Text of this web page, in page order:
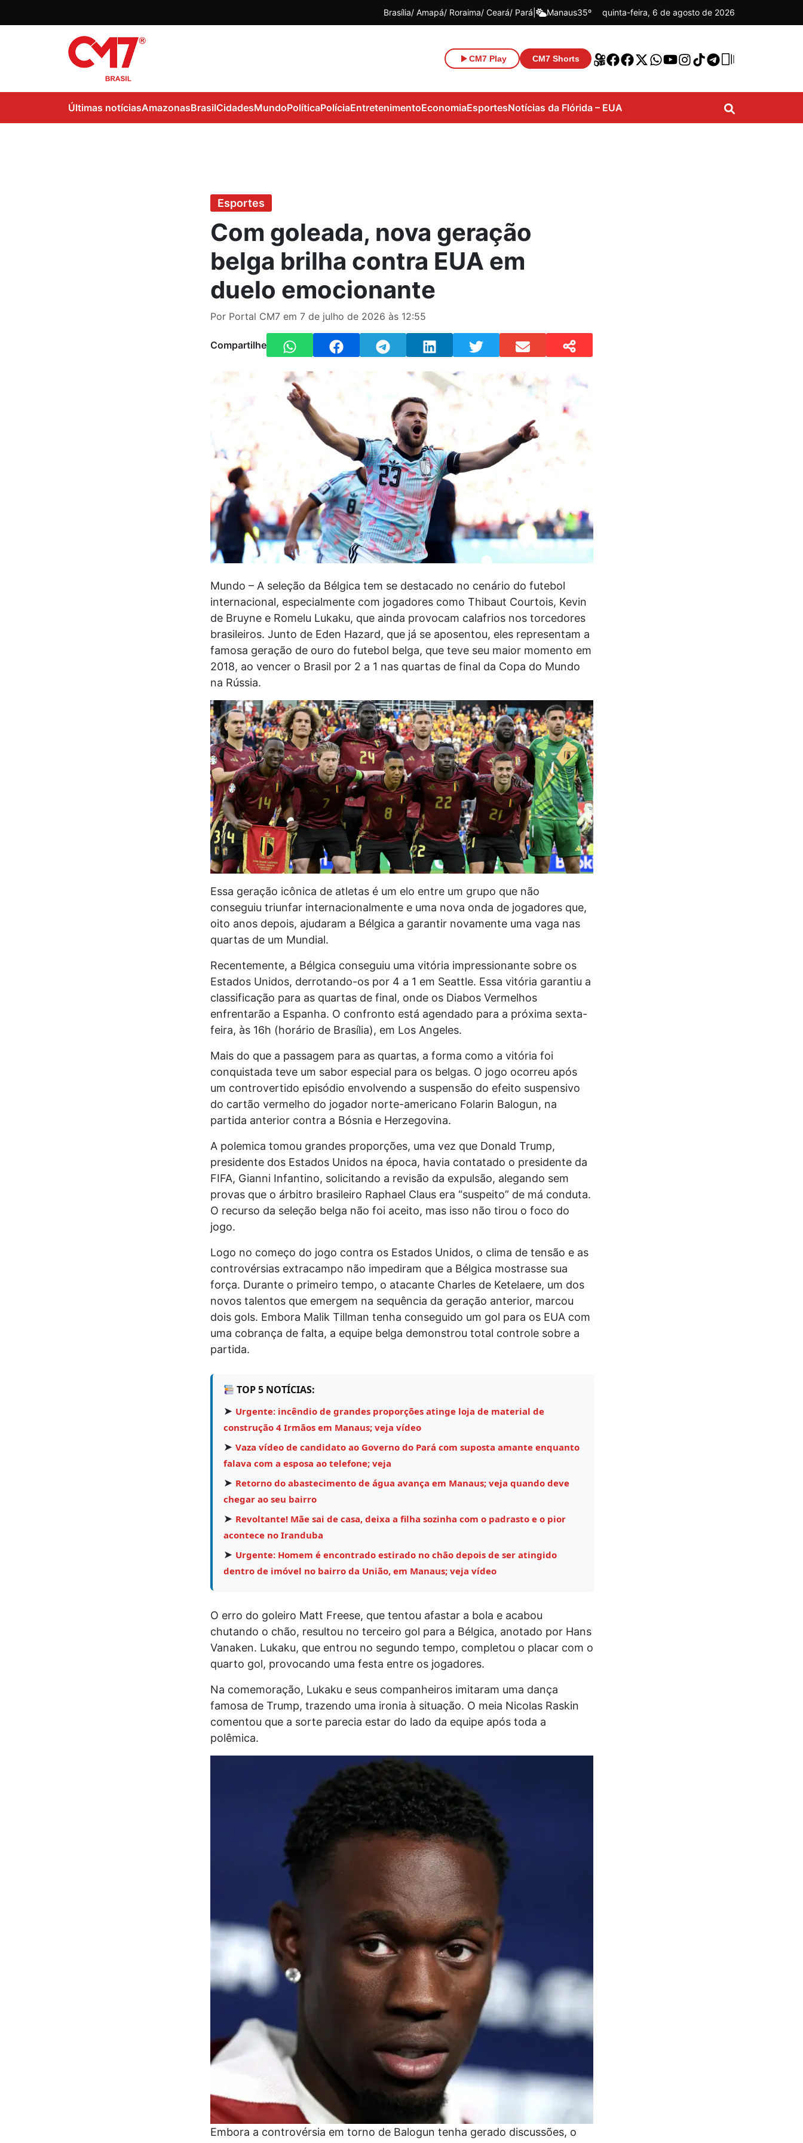
Brasília Amapá Roraima Ceará Pará Manaus35º quinta-feira, 6 de agosto de 2026
CM7 Play CM7 Shorts
Últimas notíciasAmazonasBrasilCidadesMundoPolíticaPolíciaEntretenimentoEconomiaEsportesNotícias da Flórida – EUA
Esportes
Com goleada, nova geração
belga brilha contra EUA em
duelo emocionante
Por Portal CM7 em 7 de julho de 2026 às 12:55
Compartilhe
Mundo – A seleção da Bélgica tem se destacado no cenário do futebol
internacional, especialmente com jogadores como Thibaut Courtois, Kevin
de Bruyne e Romelu Lukaku, que ainda provocam calafrios nos torcedores
brasileiros. Junto de Eden Hazard, que já se aposentou, eles representam a
famosa geração de ouro do futebol belga, que teve seu maior momento em
2018, ao vencer o Brasil por 2 a 1 nas quartas de final da Copa do Mundo
na Rússia.
Essa geração icônica de atletas é um elo entre um grupo que não
conseguiu triunfar internacionalmente e uma nova onda de jogadores que,
oito anos depois, ajudaram a Bélgica a garantir novamente uma vaga nas
quartas de um Mundial.
Recentemente, a Bélgica conseguiu uma vitória impressionante sobre os
Estados Unidos, derrotando-os por 4 a 1 em Seattle. Essa vitória garantiu a
classificação para as quartas de final, onde os Diabos Vermelhos
enfrentarão a Espanha. O confronto está agendado para a próxima sexta-
feira, às 16h (horário de Brasília), em Los Angeles.
Mais do que a passagem para as quartas, a forma como a vitória foi
conquistada teve um sabor especial para os belgas. O jogo ocorreu após
um controvertido episódio envolvendo a suspensão do efeito suspensivo
do cartão vermelho do jogador norte-americano Folarin Balogun, na
partida anterior contra a Bósnia e Herzegovina.
A polemica tomou grandes proporções, uma vez que Donald Trump,
presidente dos Estados Unidos na época, havia contatado o presidente da
FIFA, Gianni Infantino, solicitando a revisão da expulsão, alegando sem
provas que o árbitro brasileiro Raphael Claus era “suspeito” de má conduta.
O recurso da seleção belga não foi aceito, mas isso não tirou o foco do
jogo.
Logo no começo do jogo contra os Estados Unidos, o clima de tensão e as
controvérsias extracampo não impediram que a Bélgica mostrasse sua
força. Durante o primeiro tempo, o atacante Charles de Ketelaere, um dos
novos talentos que emergem na sequência da geração anterior, marcou
dois gols. Embora Malik Tillman tenha conseguido um gol para os EUA com
uma cobrança de falta, a equipe belga demonstrou total controle sobre a
partida.
TOP 5 NOTÍCIAS:
➤ Urgente: incêndio de grandes proporções atinge loja de material de
construção 4 Irmãos em Manaus; veja vídeo
➤ Vaza vídeo de candidato ao Governo do Pará com suposta amante enquanto
falava com a esposa ao telefone; veja
➤ Retorno do abastecimento de água avança em Manaus; veja quando deve
chegar ao seu bairro
➤ Revoltante! Mãe sai de casa, deixa a filha sozinha com o padrasto e o pior
acontece no Iranduba
➤ Urgente: Homem é encontrado estirado no chão depois de ser atingido
dentro de imóvel no bairro da União, em Manaus; veja vídeo
O erro do goleiro Matt Freese, que tentou afastar a bola e acabou
chutando o chão, resultou no terceiro gol para a Bélgica, anotado por Hans
Vanaken. Lukaku, que entrou no segundo tempo, completou o placar com o
quarto gol, provocando uma festa entre os jogadores.
Na comemoração, Lukaku e seus companheiros imitaram uma dança
famosa de Trump, trazendo uma ironia à situação. O meia Nicolas Raskin
comentou que a sorte parecia estar do lado da equipe após toda a
polêmica.
Embora a controvérsia em torno de Balogun tenha gerado discussões, o